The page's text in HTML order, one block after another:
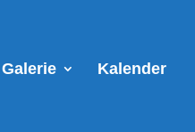
Galerie Kalender